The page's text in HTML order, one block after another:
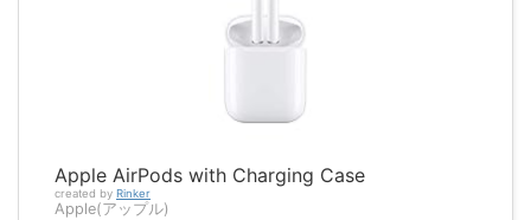
Apple AirPods with Charging Case
created by Rinker
Apple(アップル)